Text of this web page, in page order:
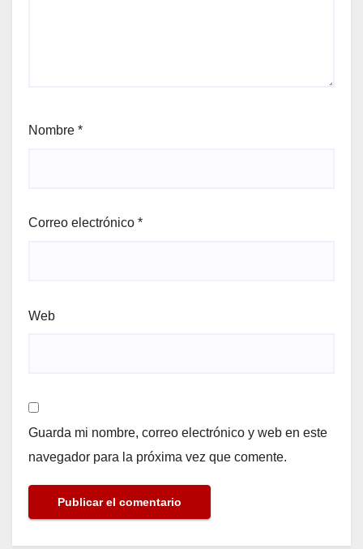
Nombre *
Correo electrónico *
Web
Guarda mi nombre, correo electrónico y web en este
navegador para la próxima vez que comente.